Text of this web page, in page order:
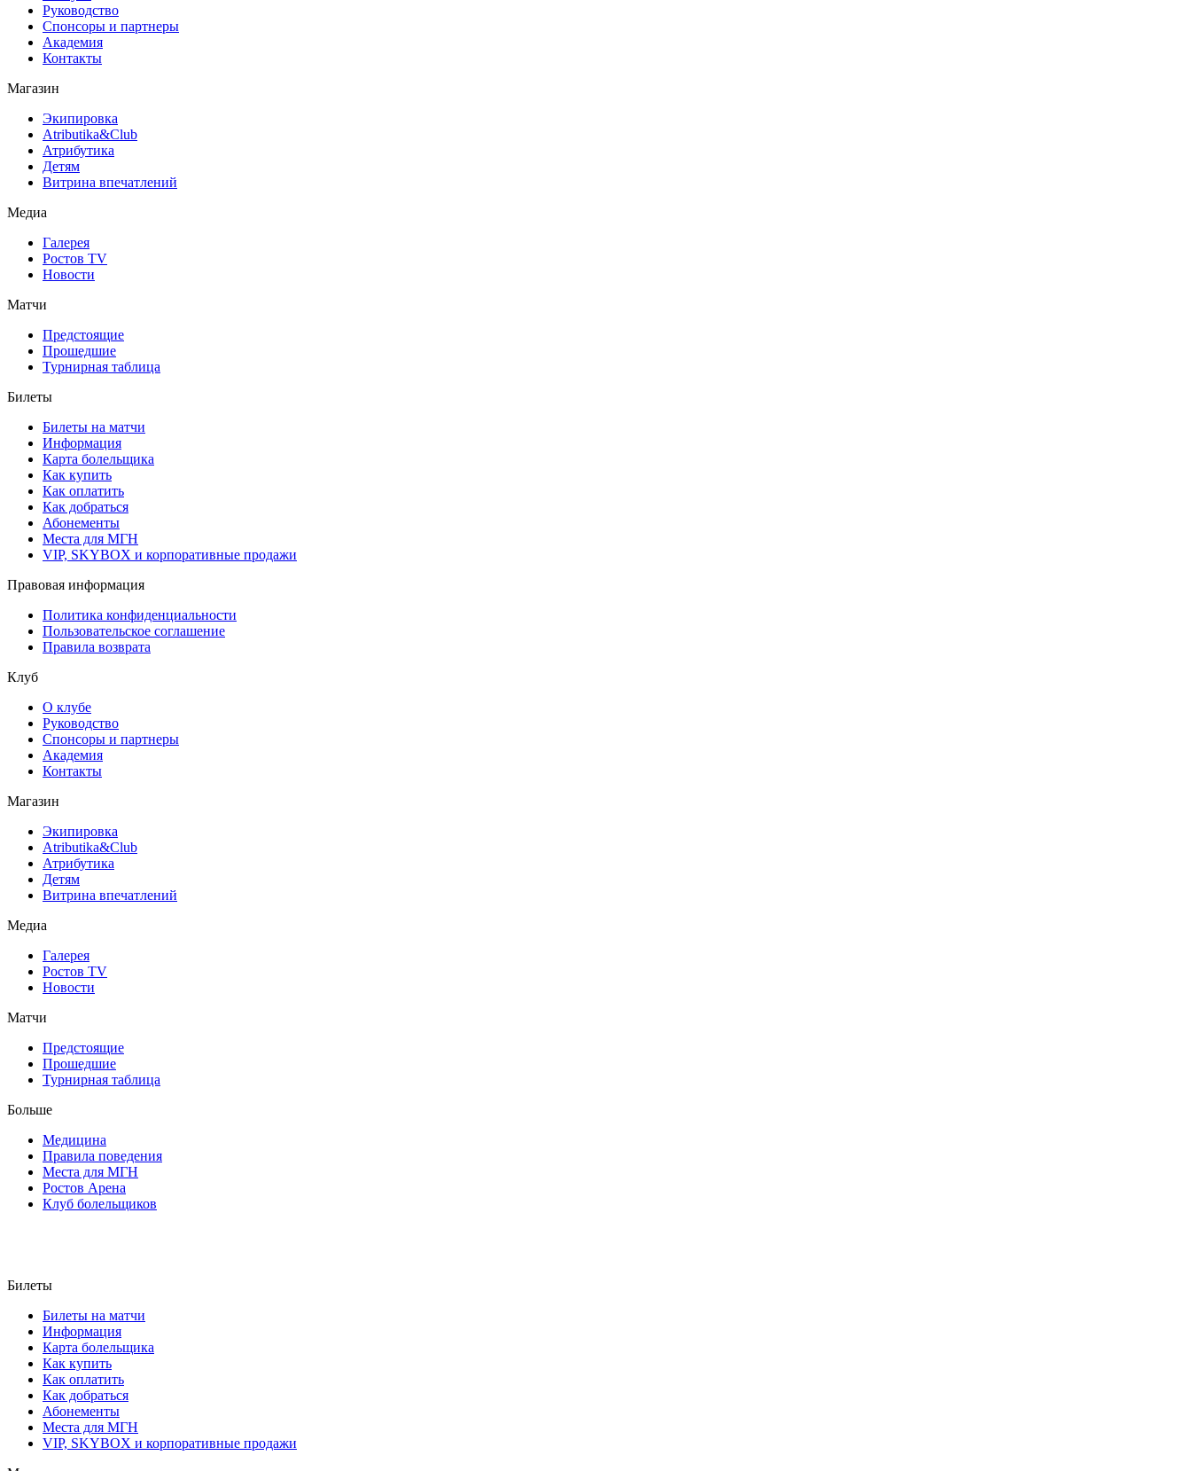
Руководство
Спонсоры и партнеры
Академия
Контакты
Магазин
Экипировка
Atributika&Club
Атрибутика
Детям
Витрина впечатлений
Медиа
Галерея
Ростов TV
Новости
Матчи
Предстоящие
Прошедшие
Турнирная таблица
Билеты
Билеты на матчи
Информация
Карта болельщика
Как купить
Как оплатить
Как добраться
Абонементы
Места для МГН
VIP, SKYBOX и корпоративные продажи
Правовая информация
Политика конфиденциальности
Пользовательское соглашение
Правила возврата
Клуб
О клубе
Руководство
Спонсоры и партнеры
Академия
Контакты
Магазин
Экипировка
Atributika&Club
Атрибутика
Детям
Витрина впечатлений
Медиа
Галерея
Ростов TV
Новости
Матчи
Предстоящие
Прошедшие
Турнирная таблица
Больше
Медицина
Правила поведения
Места для МГН
Ростов Арена
Клуб болельщиков
Билеты
Билеты на матчи
Информация
Карта болельщика
Как купить
Как оплатить
Как добраться
Абонементы
Места для МГН
VIP, SKYBOX и корпоративные продажи